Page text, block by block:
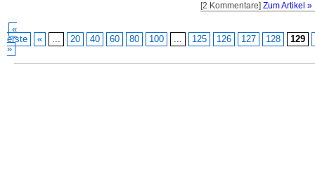
[2 Kommentare] Zum Artikel »
«
erste
« ... 20 40 60 80 100 ... 125 126 127 128
129
»